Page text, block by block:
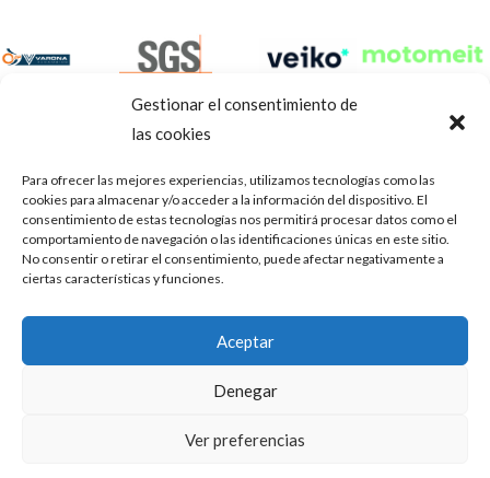
Gestionar el consentimiento de
las cookies
Para ofrecer las mejores experiencias, utilizamos tecnologías como las
cookies para almacenar y/o acceder a la información del dispositivo. El
consentimiento de estas tecnologías nos permitirá procesar datos como el
comportamiento de navegación o las identificaciones únicas en este sitio.
No consentir o retirar el consentimiento, puede afectar negativamente a
ciertas características y funciones.
Aceptar
Denegar
Ver preferencias
Aviso Legal Política de privacidad Portal de transparencia
ASOCIACIÓN DE TALLERES DE REPARACIÓN DE
AUTOMÓVILES • CIF: G14023832
Mediación, Arbitraje y Conciliación, de la Consejería de Empleo
Puedes aprender más sobre qué cookies utilizamos o